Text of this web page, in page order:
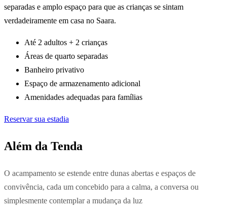
separadas e amplo espaço para que as crianças se sintam
verdadeiramente em casa no Saara.
Até 2 adultos + 2 crianças
Áreas de quarto separadas
Banheiro privativo
Espaço de armazenamento adicional
Amenidades adequadas para famílias
Reservar sua estadia
Além da Tenda
O acampamento se estende entre dunas abertas e espaços de
convivência, cada um concebido para a calma, a conversa ou
simplesmente contemplar a mudança da luz